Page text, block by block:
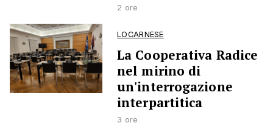
2 ore
LOCARNESE
La Cooperativa Radice
nel mirino di
un'interrogazione
interpartitica
3 ore